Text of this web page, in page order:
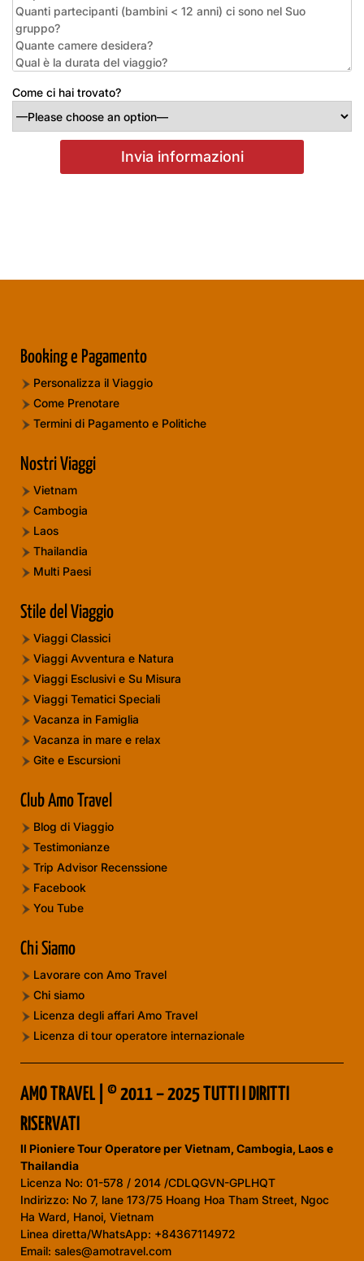
Come ci hai trovato?
Booking e Pagamento
Personalizza il Viaggio
Come Prenotare
Termini di Pagamento e Politiche
Nostri Viaggi
Vietnam
Cambogia
Laos
Thailandia
Multi Paesi
Stile del Viaggio
Viaggi Classici
Viaggi Avventura e Natura
Viaggi Esclusivi e Su Misura
Viaggi Tematici Speciali
Vacanza in Famiglia
Vacanza in mare e relax
Gite e Escursioni
Club Amo Travel
Blog di Viaggio
Testimonianze
Trip Advisor Recenssione
Facebook
You Tube
Chi Siamo
Lavorare con Amo Travel
Chi siamo
Licenza degli affari Amo Travel
Licenza di tour operatore internazionale
AMO TRAVEL | © 2011 – 2025 TUTTI I DIRITTI
RISERVATI
Il Pioniere Tour Operatore per Vietnam, Cambogia, Laos e
Thailandia
Licenza No: 01-578 / 2014 /CDLQGVN-GPLHQT
Indirizzo: No 7, lane 173/75 Hoang Hoa Tham Street, Ngoc
Ha Ward, Hanoi, Vietnam
Linea diretta/WhatsApp: +84367114972
Email: sales@amotravel.com